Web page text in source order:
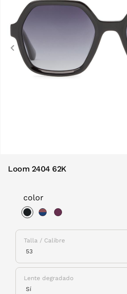
Previous
Loom 2404 62K
color
Talla / Calibre
Lente degradado